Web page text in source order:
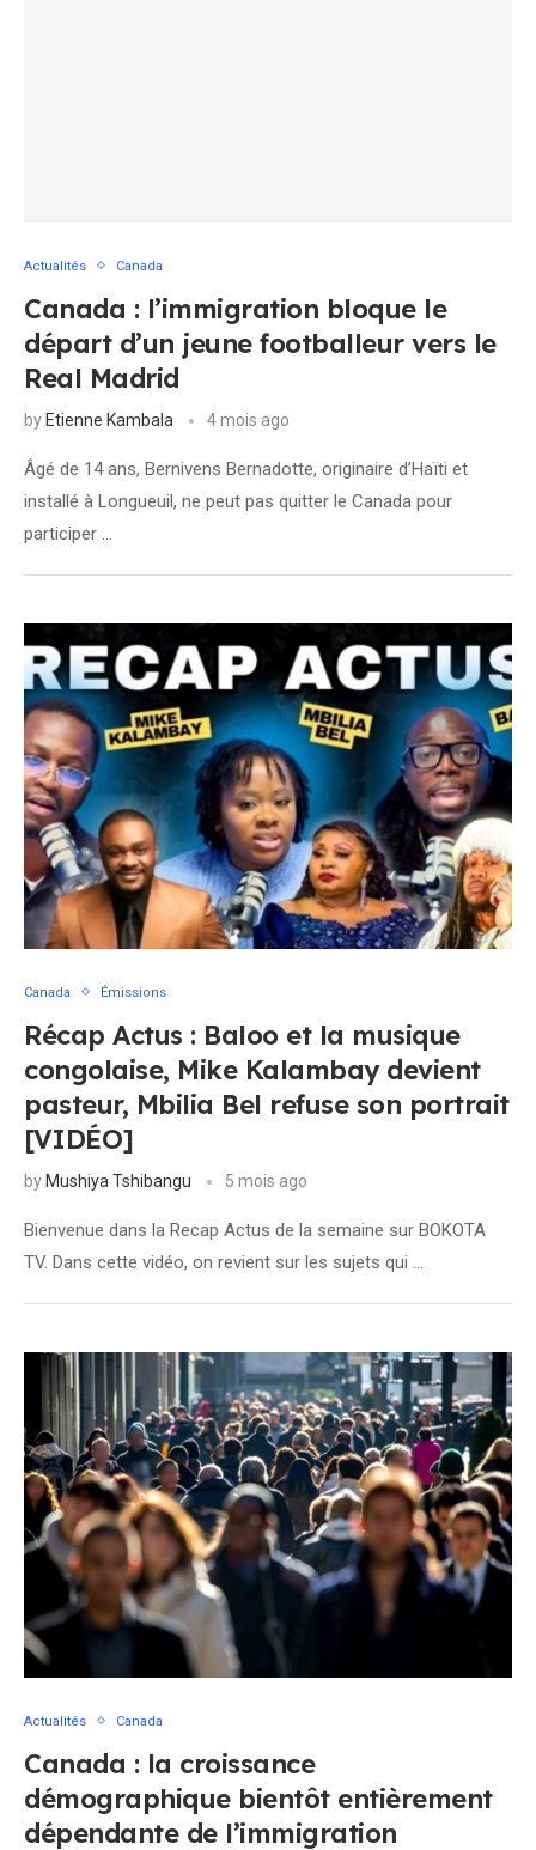
Actualités Canada
Canada : l’immigration bloque le
départ d’un jeune footballeur vers le
Real Madrid
by Etienne Kambala 4 mois ago
Âgé de 14 ans, Bernivens Bernadotte, originaire d’Haïti et
installé à Longueuil, ne peut pas quitter le Canada pour
participer …
Canada Émissions
Récap Actus : Baloo et la musique
congolaise, Mike Kalambay devient
pasteur, Mbilia Bel refuse son portrait
[VIDÉO]
by Mushiya Tshibangu 5 mois ago
Bienvenue dans la Recap Actus de la semaine sur BOKOTA
TV. Dans cette vidéo, on revient sur les sujets qui …
Actualités Canada
Canada : la croissance
démographique bientôt entièrement
dépendante de l’immigration